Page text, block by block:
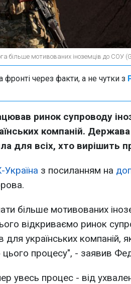
більше мотивованих іноземців до СОУ
фронті через факти, а не чутки з
ринок супроводу
компаній. Держава
для всіх, хто вирішить
з посиланням на
більше мотивованих
відкриваємо ринок
українських компаній,
цього процесу", - заявив
увесь процес - від